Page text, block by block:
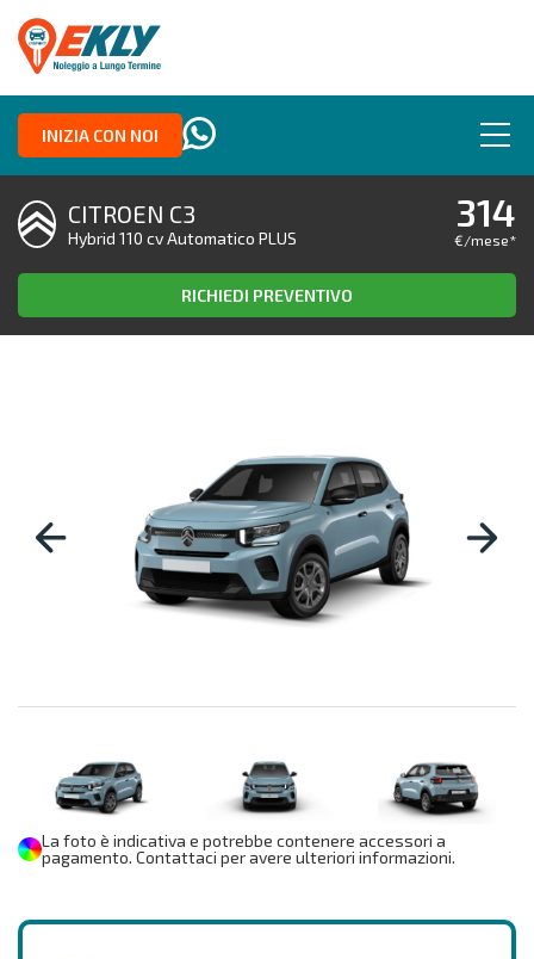
INIZIA CON NOI
CITROEN C3
Hybrid 110 cv Automatico PLUS
314
€/mese*
RICHIEDI PREVENTIVO
La foto è indicativa e potrebbe contenere accessori a
pagamento. Contattaci per avere ulteriori informazioni.